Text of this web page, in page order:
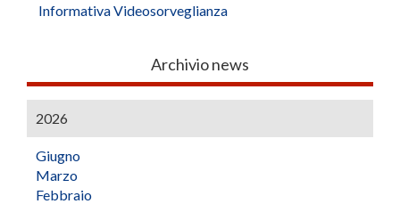
Informativa Videosorveglianza
Archivio news
2026
Giugno
Marzo
Febbraio